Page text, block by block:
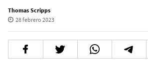
Thomas Scripps
28 febrero 2023